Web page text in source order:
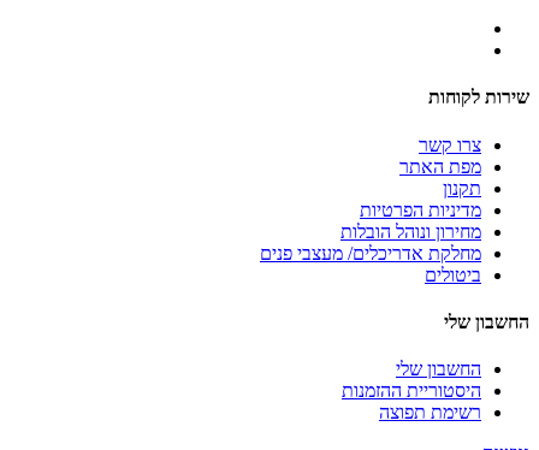
שירות לקוחות
צרו קשר
מפת האתר
תקנון
מדיניות הפרטיות
מחירון ונוהל הובלות
מחלקת אדריכלים/ מעצבי פנים
ביטולים
החשבון שלי
החשבון שלי
היסטוריית ההזמנות
רשימת תפוצה